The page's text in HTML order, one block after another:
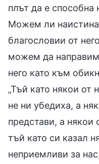
плът да е способна
Можем ли
благословии от
можем да
него като към
„Тъй като някои от
не ни убедиха, а
представи, а някои
тъй като си казал
неприемливи за